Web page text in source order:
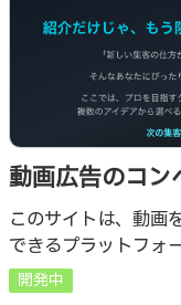
動画広告のコン
このサイトは、動画
できるプラットフォ
開発中